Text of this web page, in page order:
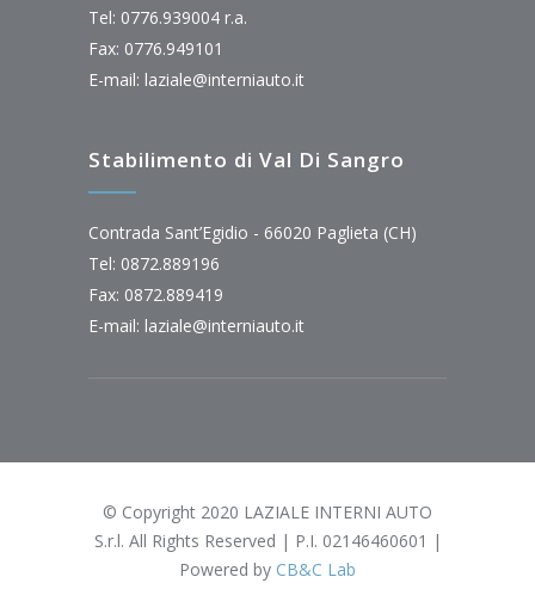
Tel: 0776.939004 r.a.
Fax: 0776.949101
E-mail: laziale@interniauto.it
Stabilimento di Val Di Sangro
Contrada Sant’Egidio - 66020 Paglieta (CH)
Tel: 0872.889196
Fax: 0872.889419
E-mail: laziale@interniauto.it
© Copyright 2020 LAZIALE INTERNI AUTO
S.r.l. All Rights Reserved | P.I. 02146460601 |
Powered by CB&C Lab